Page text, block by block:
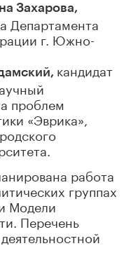
Захарова,
Департамента
г. Южно-
кандидат
проблем
«Эврика»,
работа
группах
Модели
Перечень